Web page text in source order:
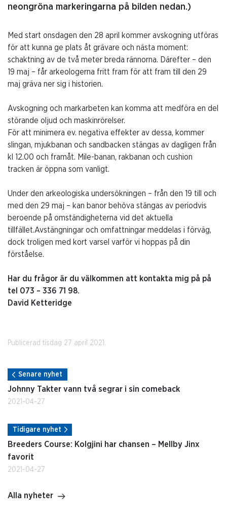
neongröna markeringarna på bilden nedan.)
Med start onsdagen den 28 april kommer avskogning utföras
för att kunna ge plats åt grävare och nästa moment:
schaktning av de två meter breda rännorna. Därefter – den
19 maj – får arkeologerna fritt fram för att fram till den 29
maj gräva ner sig i historien.
Avskogning och markarbeten kan komma att medföra en del
störande oljud och maskinrörelser.
För att minimera ev. negativa effekter av dessa, kommer
slingan, mjukbanan och sandbacken stängas av dagligen från
kl 12.00 och framåt. Mile-banan, rakbanan och cushion
tracken är öppna som vanligt.
Under den arkeologiska undersökningen – från den 19 till och
med den 29 maj – kan banor behöva stängas av periodvis
beroende på omständigheterna vid det aktuella
tillfället.Avstängningar och omfattningar meddelas i förväg,
dock troligen med kort varsel varför vi hoppas på din
förståelse.
Har du frågor är du välkommen att kontakta mig på på
tel 073 – 336 71 98.
David Ketteridge
Publicerad tisdag 27 april 2021.
Senare nyhet
Johnny Takter vann två segrar i sin comeback
2021-04-27
Tidigare nyhet
Breeders Course: Kolgjini har chansen – Mellby Jinx
favorit
2021-04-27
Alla nyheter